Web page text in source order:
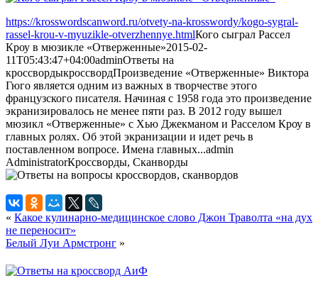
https://krosswordscanword.ru/otvety-na-krosswordy/kogo-sygral-
rassel-krou-v-myuzikle-otverzhennye.htmlКого сыграл Рассел
Кроу в мюзикле «Отверженные»2015-02-
11T05:43:47+04:00adminОтветы на
кроссвордыкроссвордПроизведение «Отверженные» Виктора
Гюго является одним из важных в творчестве этого
французского писателя. Начиная с 1958 года это произведение
экранизировалось не менее пяти раз. В 2012 году вышел
мюзикл «Отверженные» с Хью Джекманом и Расселом Кроу в
главных ролях. Об этой экранизации и идет речь в
поставленном вопросе. Имена главных...admin
AdministratorКроссворды, Сканворды
« Какое кулинарно-медицинское слово Джон Траволта «на дух
не переносит»
Белый Луи Армстронг »